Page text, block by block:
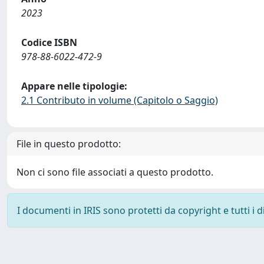
2023
Codice ISBN
978-88-6022-472-9
Appare nelle tipologie:
2.1 Contributo in volume (Capitolo o Saggio)
File in questo prodotto:
Non ci sono file associati a questo prodotto.
I documenti in IRIS sono protetti da copyright e tutti i